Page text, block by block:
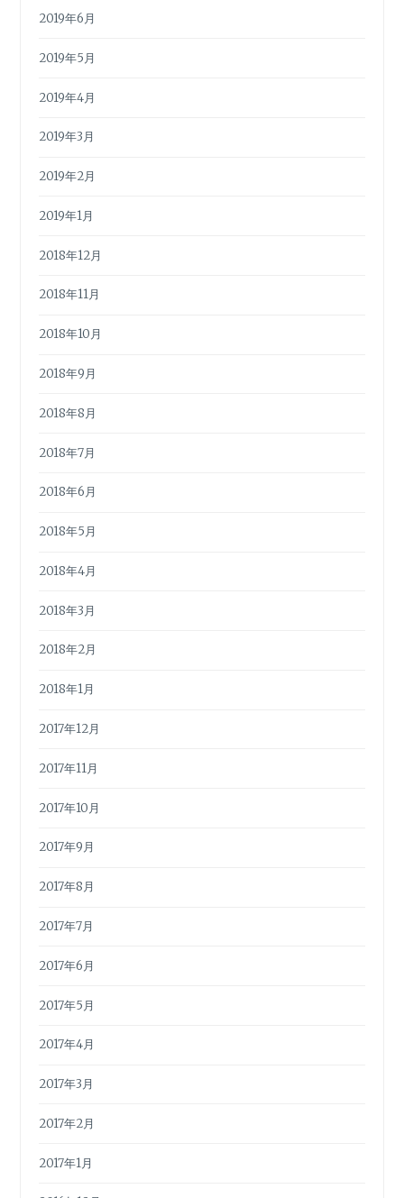
2019年6月
2019年5月
2019年4月
2019年3月
2019年2月
2019年1月
2018年12月
2018年11月
2018年10月
2018年9月
2018年8月
2018年7月
2018年6月
2018年5月
2018年4月
2018年3月
2018年2月
2018年1月
2017年12月
2017年11月
2017年10月
2017年9月
2017年8月
2017年7月
2017年6月
2017年5月
2017年4月
2017年3月
2017年2月
2017年1月